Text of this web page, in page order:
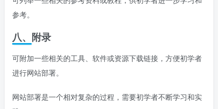
可列举一些相关的参考资料或教程，供初学者进一步学习和
参考。
八、附录
可附加一些相关的工具、软件或资源下载链接，方便初学者
进行网站部署。
网站部署是一个相对复杂的过程，需要初学者不断学习和实